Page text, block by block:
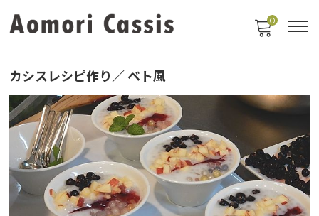
0
カシスレシピ作り／ ベト風